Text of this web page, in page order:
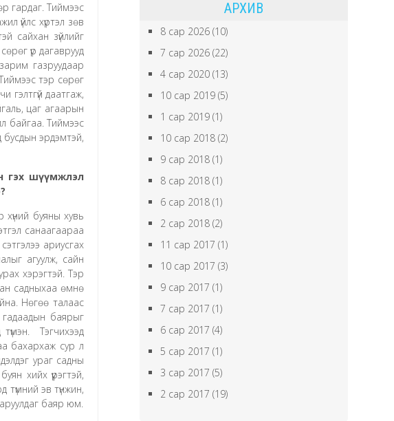
гардаг. Тиймээс
үйлс хүртэл зөв
сайхан зүйлийг
үр дагаврууд
газруудаар
тэр сөрөг
гэлтгүй даатгаж,
цаг агаарын
байгаа. Тиймээс
бусдын эрдэмтэй,
гэх шүүмжлэл
хүний буяны хувь
санаагаараа
сэтгэлээ ариусгах
агуулж, сайн
хэрэгтэй. Тэр
садныхаа өмнө
Нөгөө талаас
гадаадын баярыг
Тэгчихээд
бахархаж сур л
ураг садны
хийх үүрэгтэй,
эв түнжин,
баяр юм.
АРХИВ
8 сар 2026 (10)
7 сар 2026 (22)
4 сар 2020 (13)
10 сар 2019 (5)
1 сар 2019 (1)
10 сар 2018 (2)
9 сар 2018 (1)
8 сар 2018 (1)
6 сар 2018 (1)
2 сар 2018 (2)
11 сар 2017 (1)
10 сар 2017 (3)
9 сар 2017 (1)
7 сар 2017 (1)
6 сар 2017 (4)
5 сар 2017 (1)
3 сар 2017 (5)
2 сар 2017 (19)